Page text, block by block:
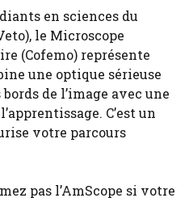
en sciences du
le Microscope
(Cofemo) représente
une optique sérieuse
de l’image avec une
C’est un
votre parcours
pas l’AmScope si votre